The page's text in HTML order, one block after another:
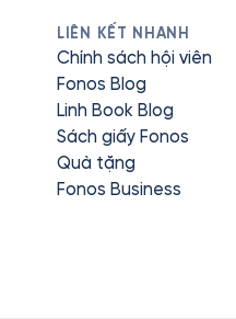
LIÊN KẾT NHANH
Chính sách hội viên
Fonos Blog
Linh Book Blog
Sách giấy Fonos
Quà tặng
Fonos Business